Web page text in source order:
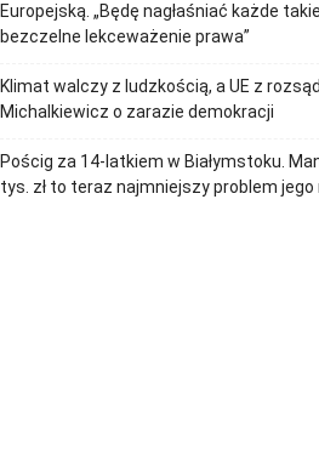
Europejską. „Będę nagłaśniać każde takie
bezczelne lekceważenie prawa”
Klimat walczy z ludzkością, a UE z
Michalkiewicz o zarazie demokracji
Pościg za 14-latkiem w Białymstoku.
tys. zł to teraz najmniejszy problem jego